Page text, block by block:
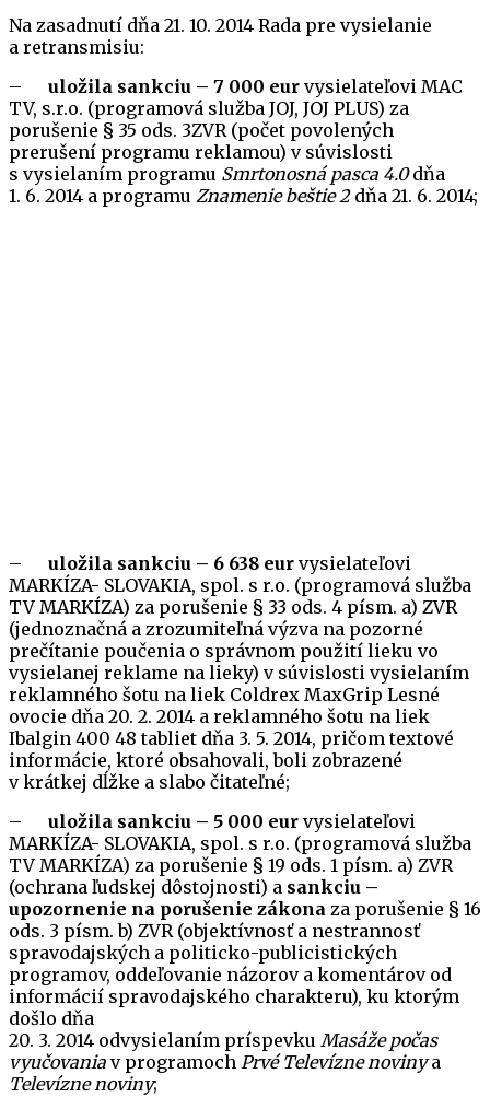
Na zasadnutí dňa 21. 10. 2014 Rada pre vysielanie
a retransmisiu:
– uložila sankciu – 7 000 eur vysielateľovi MAC
TV, s.r.o. (programová služba JOJ, JOJ PLUS) za
porušenie § 35 ods. 3ZVR (počet povolených
prerušení programu reklamou) v súvislosti
s vysielaním programu Smrtonosná pasca 4.0dňa
1. 6. 2014 a programu Znamenie beštie 2 dňa 21. 6. 2014;
– uložila sankciu – 6 638 eur vysielateľovi
MARKÍZA- SLOVAKIA, spol. s r.o. (programová služba
TV MARKÍZA) za porušenie § 33 ods. 4 písm. a) ZVR
(jednoznačná a zrozumiteľná výzva na pozorné
prečítanie poučenia o správnom použití lieku vo
vysielanej reklame na lieky) v súvislosti vysielaním
reklamného šotu na liek Coldrex MaxGrip Lesné
ovocie dňa 20. 2. 2014 a reklamného šotu na liek
Ibalgin 400 48 tabliet dňa 3. 5. 2014, pričom textové
informácie, ktoré obsahovali, boli zobrazené
v krátkej dĺžke a slabo čitateľné;
– uložila sankciu – 5 000 eur vysielateľovi
MARKÍZA- SLOVAKIA, spol. s r.o. (programová služba
TV MARKÍZA) za porušenie § 19 ods. 1 písm. a) ZVR
(ochrana ľudskej dôstojnosti) a sankciu –
upozornenie na porušenie zákona za porušenie § 16
ods. 3 písm. b) ZVR (objektívnosť a nestrannosť
spravodajských a politicko-publicistických
programov, oddeľovanie názorov a komentárov od
informácií spravodajského charakteru), ku ktorým
došlo dňa
20. 3. 2014 odvysielaním príspevku Masáže počas
vyučovania v programoch Prvé Televízne novinya
Televízne noviny;